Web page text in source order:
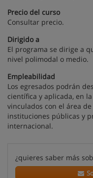
Precio del curso
Consultar precio.
Dirigido a
El programa se dirige a
nivel polimodal o medio.
Empleabilidad
Los egresados podrán
científica y aplicada, en
vinculados con el área
instituciones públicas y
internacional.
¿quieres saber más